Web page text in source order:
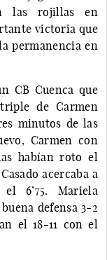
las rojillas en
victoria que
permanencia en
CB Cuenca que
de Carmen
minutos de las
Carmen con
habían roto el
acercaba a
6’75. Mariela
defensa 3-2
el 18-11 con el